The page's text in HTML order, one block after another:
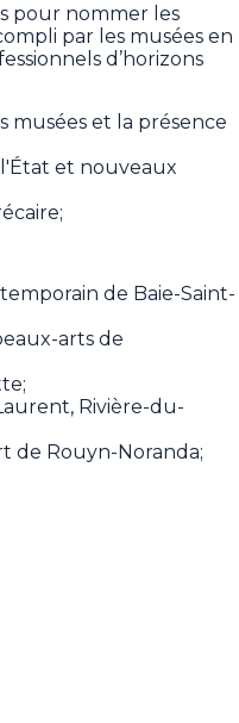
pour nommer les
par les musées en
d’horizons
musées et la présence
et nouveaux
de Baie-Saint-
arts de
Rivière-du-
de Rouyn-Noranda;